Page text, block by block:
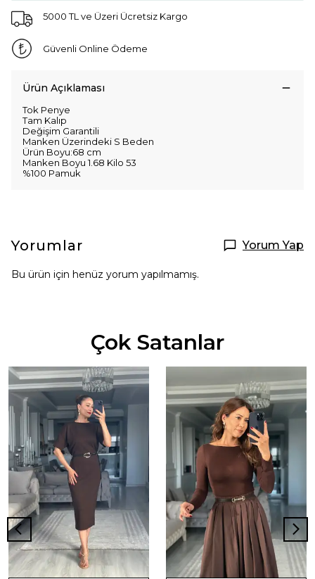
5000 TL ve Üzeri Ücretsiz Kargo
Güvenli Online Ödeme
Ürün Açıklaması
Tok Penye
Tam Kalıp
Değişim Garantili
Manken Üzerindeki S Beden
Ürün Boyu:68 cm
Manken Boyu 1.68 Kilo 53
%100 Pamuk
Yorumlar Yorum Yap
Bu ürün için henüz yorum yapılmamış.
Çok Satanlar